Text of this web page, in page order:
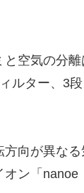
空気の分
ルター、3
向が異な
ン「nanoe